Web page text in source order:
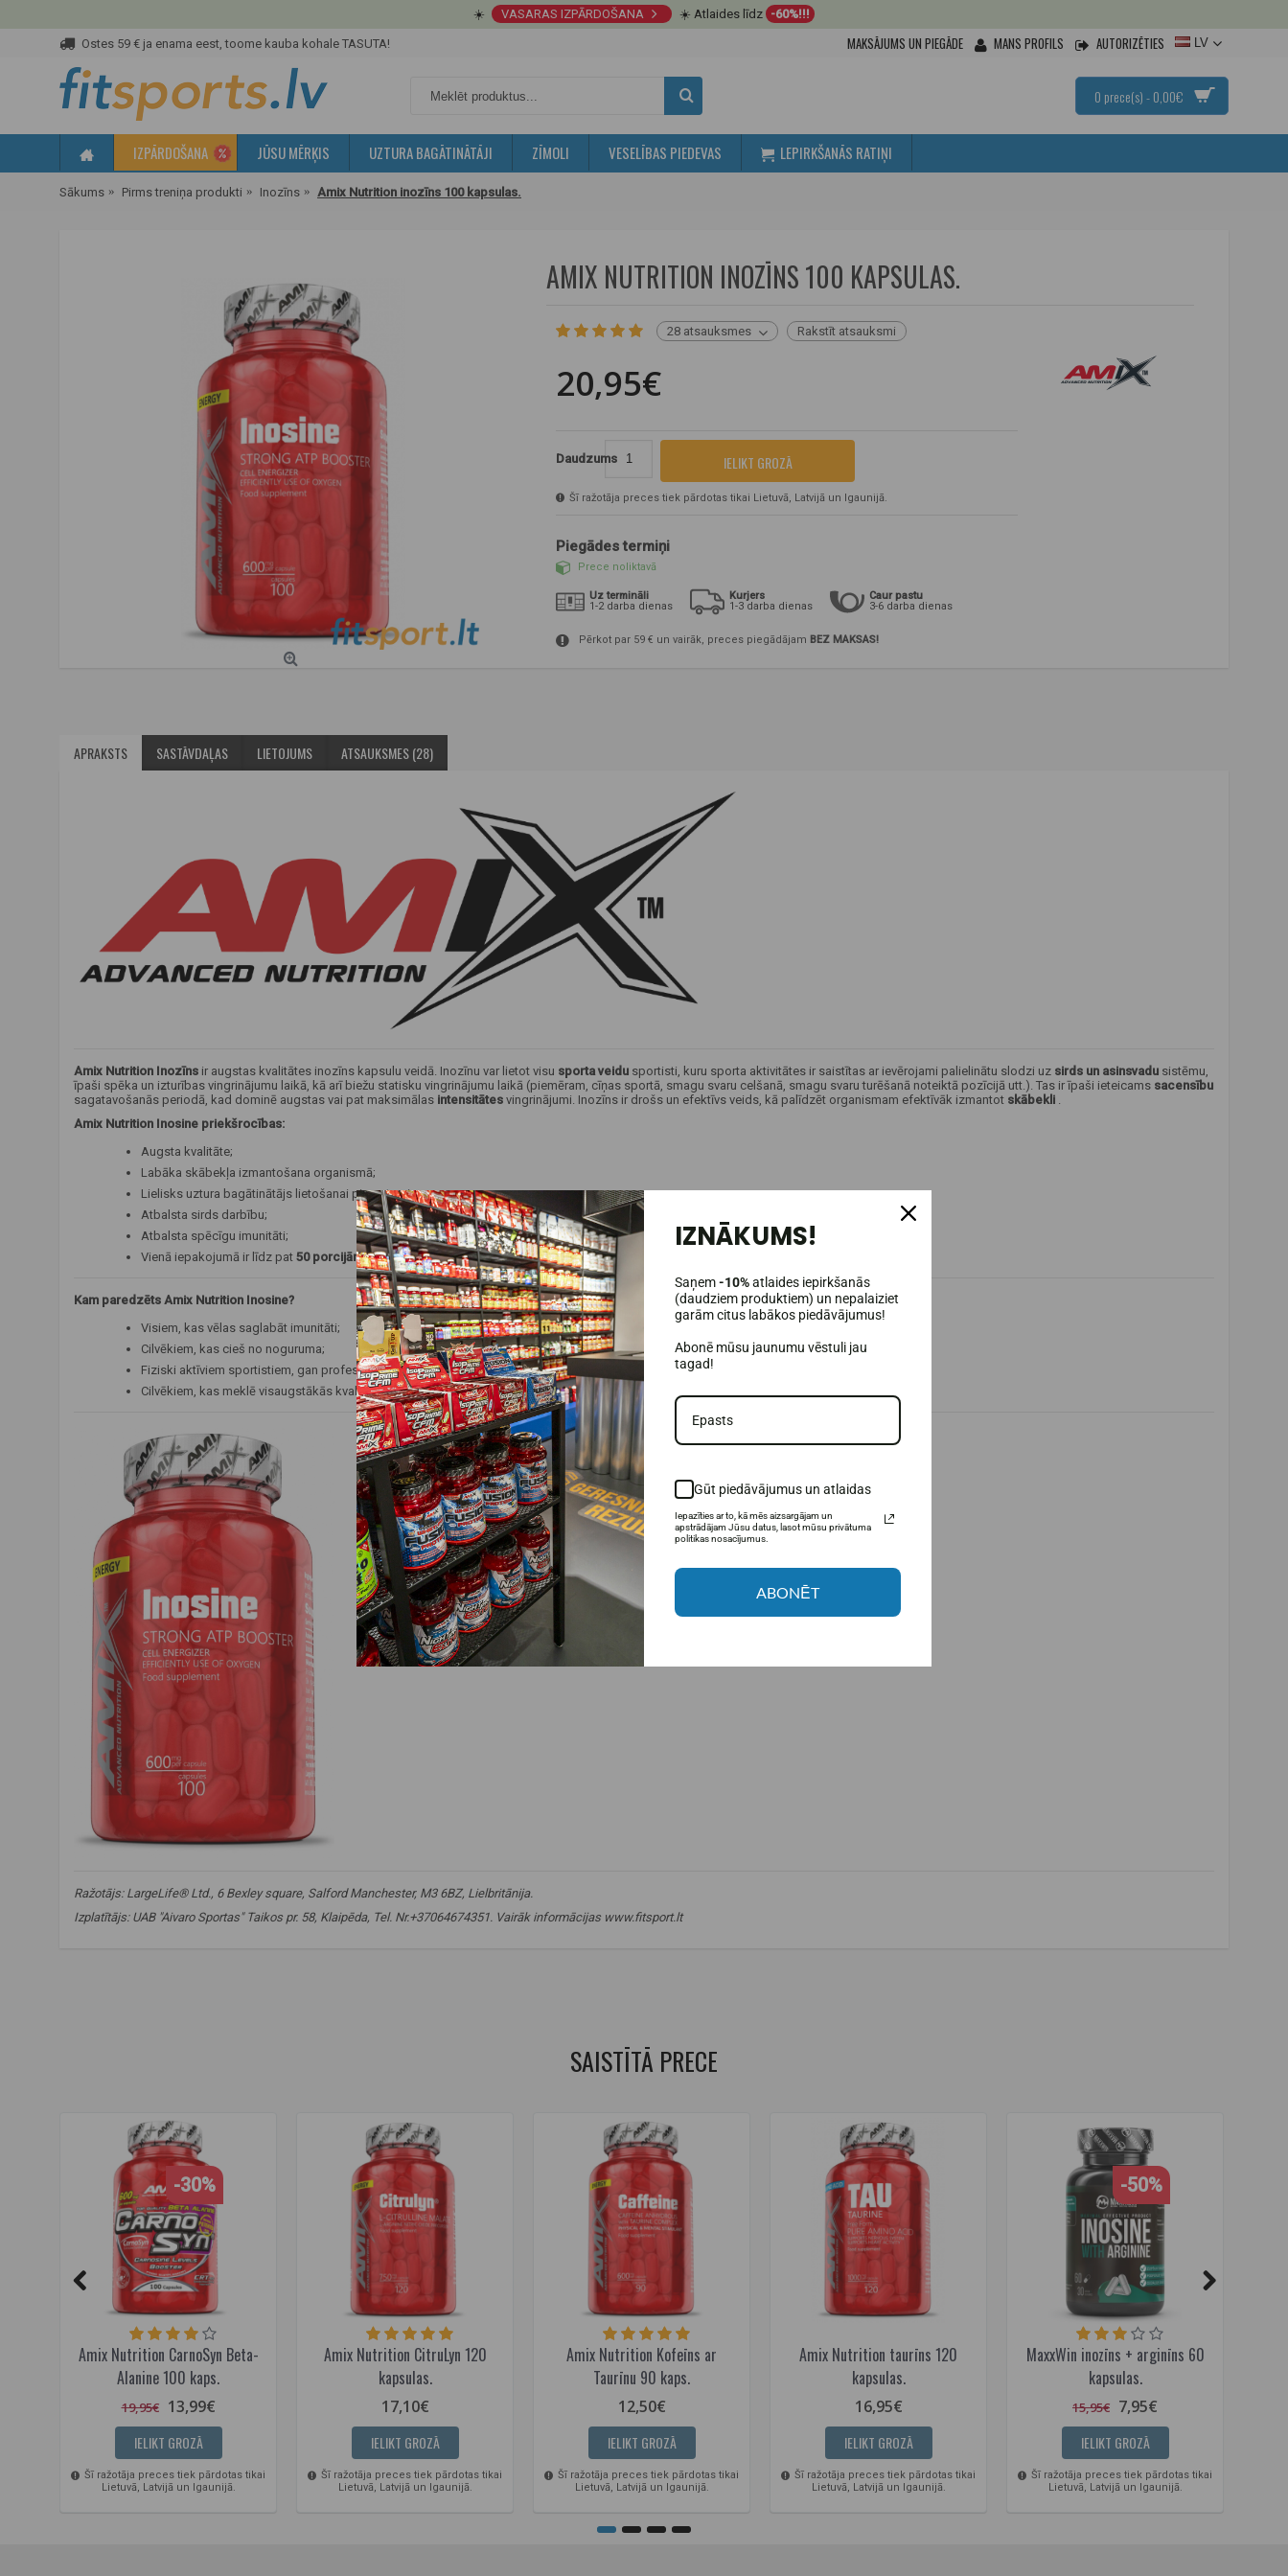
☀️ VASARAS IZPĀRDOŠANA ☀️ Atlaides līdz -60%!!!
Ostes 59 € ja enama eest, toome kauba kohale TASUTA! MAKSĀJUMS UN PIEGĀDE MANS PROFILS AUTORIZĒTIES LV
0 prece(s) - 0,00€
IZPĀRDOŠANA JŪSU MĒRĶIS UZTURA BAGĀTINĀTĀJI ZĪMOLI VESELĪBAS PIEDEVAS LEPIRKŠANĀS RATIŅI
Sākums Pirms treniņa produkti Inozīns Amix Nutrition inozīns 100 kapsulas.
AMIX NUTRITION INOZĪNS 100 KAPSULAS.
28 atsauksmes Rakstīt atsauksmi
20,95€
Daudzums IELIKT GROZĀ
Šī ražotāja preces tiek pārdotas tikai Lietuvā, Latvijā un Igaunijā.
Piegādes termiņi
Prece noliktavā
Uz termināli
1-2 darba dienas
Kurjers
1-3 darba dienas
Caur pastu
3-6 darba dienas
Pērkot par 59 € un vairāk, preces piegādājam BEZ MAKSAS!
APRAKSTS SASTĀVDAĻAS LIETOJUMS ATSAUKSMES (28)
Amix Nutrition Inozīns ir augstas kvalitātes inozīns kapsulu veidā. Inozīnu var lietot visu sporta veidu sportisti, kuru sporta aktivitātes ir saistītas ar ievērojami palielinātu slodzi uz sirds un asinsvadu sistēmu,
īpaši spēka un izturības vingrinājumu laikā, kā arī biežu statisku vingrinājumu laikā (piemēram, cīņas sportā, smagu svaru celšanā, smagu svaru turēšanā noteiktā pozīcijā utt.). Tas ir īpaši ieteicams sacensību
sagatavošanās periodā, kad dominē augstas vai pat maksimālas intensitātes vingrinājumi. Inozīns ir drošs un efektīvs veids, kā palīdzēt organismam efektīvāk izmantot skābekli
Amix Nutrition Inosine priekšrocības:
Augsta kvalitāte;
Labāka skābekļa izmantošana organismā;
Lielisks uztura bagātinātājs lietošanai pirms treniņa;
Atbalsta sirds darbību;
Atbalsta spēcīgu imunitāti;
Vienā iepakojumā ir līdz pat 50 porcijām.
Kam paredzēts Amix Nutrition Inosine?
Visiem, kas vēlas saglabāt imunitāti;
Cilvēkiem, kas cieš no noguruma;
Fiziski aktīviem sportistiem, gan profesionāliem, gan amatieriem;
Cilvēkiem, kas meklē visaugstākās kvalitātes produktus.
Ražotājs: LargeLife® Ltd., 6 Bexley square, Salford Manchester, M3 6BZ, Lielbritānija.
Izplatītājs: UAB "Aivaro Sportas" Taikos pr. 58, Klaipēda, Tel. Nr.+37064674351. Vairāk informācijas www.fitsport.lt​
SAISTĪTĀ PRECE
-30%
Amix Nutrition CarnoSyn Beta-
Alanine 100 kaps.
19,95€ 13,99€
IELIKT GROZĀ
Šī ražotāja preces tiek pārdotas tikai
Lietuvā, Latvijā un Igaunijā.
Amix Nutrition CitruLyn 120
kapsulas.
17,10€
IELIKT GROZĀ
Šī ražotāja preces tiek pārdotas tikai
Lietuvā, Latvijā un Igaunijā.
Amix Nutrition Kofeīns ar
Taurīnu 90 kaps.
12,50€
IELIKT GROZĀ
Šī ražotāja preces tiek pārdotas tikai
Lietuvā, Latvijā un Igaunijā.
Amix Nutrition taurīns 120
kapsulas.
16,95€
IELIKT GROZĀ
Šī ražotāja preces tiek pārdotas tikai
Lietuvā, Latvijā un Igaunijā.
-50%
MaxxWin inozīns + arginīns 60
kapsulas.
15,95€ 7,95€
IELIKT GROZĀ
Šī ražotāja preces tiek pārdotas tikai
Lietuvā, Latvijā un Igaunijā.
IZNĀKUMS!
Saņem-10%atlaides iepirkšanās
(daudziem produktiem) un nepalaiziet
garām citus labākos piedāvājumus!
Abonē mūsu jaunumu vēstuli jau
tagad!
Gūt piedāvājumus un atlaidas
Iepazīties ar to, kā mēs aizsargājam un
apstrādājam Jūsu datus, lasot mūsu privātuma
politikas nosacījumus.
ABONĒT